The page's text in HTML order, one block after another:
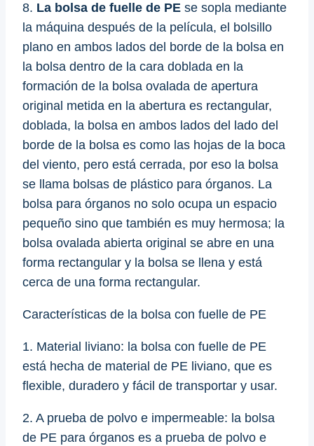
8. La bolsa de fuelle de PE se sopla mediante
la máquina después de la película, el bolsillo
plano en ambos lados del borde de la bolsa en
la bolsa dentro de la cara doblada en la
formación de la bolsa ovalada de apertura
original metida en la abertura es rectangular,
doblada, la bolsa en ambos lados del lado del
borde de la bolsa es como las hojas de la boca
del viento, pero está cerrada, por eso la bolsa
se llama bolsas de plástico para órganos. La
bolsa para órganos no solo ocupa un espacio
pequeño sino que también es muy hermosa; la
bolsa ovalada abierta original se abre en una
forma rectangular y la bolsa se llena y está
cerca de una forma rectangular.
Características de la bolsa con fuelle de PE
1. Material liviano: la bolsa con fuelle de PE
está hecha de material de PE liviano, que es
flexible, duradero y fácil de transportar y usar.
2. A prueba de polvo e impermeable: la bolsa
de PE para órganos es a prueba de polvo e